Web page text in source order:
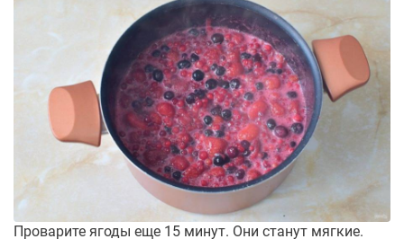
Проварите ягоды еще 15 минут. Они станут мягкие.